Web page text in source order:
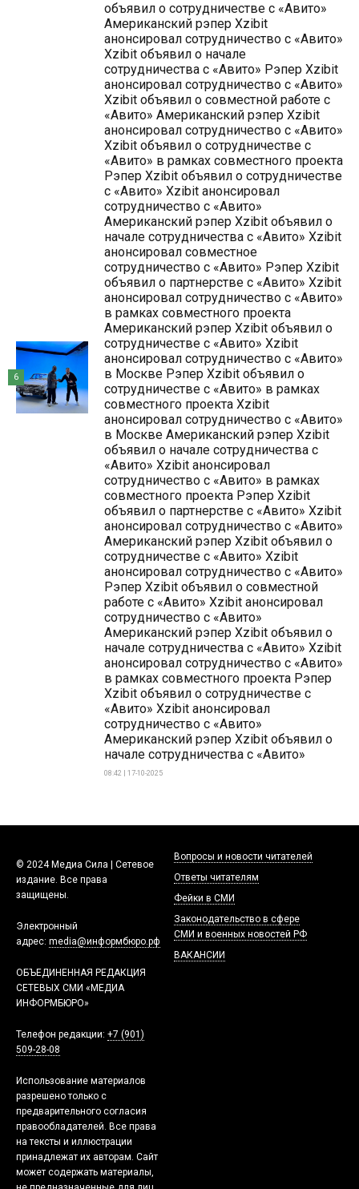
объявил о сотрудничестве с «Авито»
Американский рэпер Xzibit
анонсировал сотрудничество с «Авито»
Xzibit объявил о начале
сотрудничества с «Авито» Рэпер Xzibit
анонсировал сотрудничество с «Авито»
Xzibit объявил о совместной работе с
«Авито» Американский рэпер Xzibit
анонсировал сотрудничество с «Авито»
Xzibit объявил о сотрудничестве с
«Авито» в рамках совместного проекта
Рэпер Xzibit объявил о сотрудничестве
с «Авито» Xzibit анонсировал
сотрудничество с «Авито»
Американский рэпер Xzibit объявил о
начале сотрудничества с «Авито» Xzibit
анонсировал совместное
сотрудничество с «Авито» Рэпер Xzibit
объявил о партнерстве с «Авито» Xzibit
анонсировал сотрудничество с «Авито»
в рамках совместного проекта
Американский рэпер Xzibit объявил о
сотрудничестве с «Авито» Xzibit
анонсировал сотрудничество с «Авито»
в Москве Рэпер Xzibit объявил о
сотрудничестве с «Авито» в рамках
совместного проекта Xzibit
анонсировал сотрудничество с «Авито»
в Москве Американский рэпер Xzibit
объявил о начале сотрудничества с
«Авито» Xzibit анонсировал
сотрудничество с «Авито» в рамках
совместного проекта Рэпер Xzibit
объявил о партнерстве с «Авито» Xzibit
анонсировал сотрудничество с «Авито»
Американский рэпер Xzibit объявил о
сотрудничестве с «Авито» Xzibit
анонсировал сотрудничество с «Авито»
Рэпер Xzibit объявил о совместной
работе с «Авито» Xzibit анонсировал
сотрудничество с «Авито»
Американский рэпер Xzibit объявил о
начале сотрудничества с «Авито» Xzibit
анонсировал сотрудничество с «Авито»
в рамках совместного проекта Рэпер
Xzibit объявил о сотрудничестве с
«Авито» Xzibit анонсировал
сотрудничество с «Авито»
Американский рэпер Xzibit объявил о
начале сотрудничества с «Авито»
08:42 | 17-10-2025
6
© 2024 Медиа Сила | Сетевое
издание. Все права
защищены.
Электронный
адрес: media@информбюро.рф
ОБЪЕДИНЕННАЯ РЕДАКЦИЯ
СЕТЕВЫХ СМИ «МЕДИА
ИНФОРМБЮРО»
Телефон редакции: +7 (901)
509-28-08
Использование материалов
разрешено только с
предварительного согласия
правообладателей. Все права
на тексты и иллюстрации
принадлежат их авторам. Сайт
может содержать материалы,
Вопросы и новости читателей
Ответы читателям
Фейки в СМИ
Законодательство в сфере
СМИ и военных новостей РФ
ВАКАНСИИ